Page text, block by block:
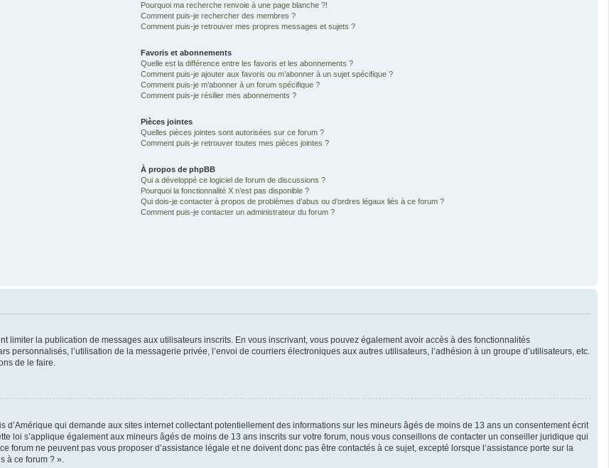
Pourquoi ma recherche renvoie à une page blanche ?!
Comment puis-je rechercher des membres ?
Comment puis-je retrouver mes propres messages et sujets ?
Favoris et abonnements
Quelle est la différence entre les favoris et les abonnements ?
Comment puis-je ajouter aux favoris ou m’abonner à un sujet spécifique ?
Comment puis-je m’abonner à un forum spécifique ?
Comment puis-je résilier mes abonnements ?
Pièces jointes
Quelles pièces jointes sont autorisées sur ce forum ?
Comment puis-je retrouver toutes mes pièces jointes ?
À propos de phpBB
Qui a développé ce logiciel de forum de discussions ?
Pourquoi la fonctionnalité X n’est pas disponible ?
Qui dois-je contacter à propos de problèmes d’abus ou d’ordres légaux liés à ce forum ?
Comment puis-je contacter un administrateur du forum ?
limiter la publication de messages aux utilisateurs inscrits. En vous inscrivant, vous pouvez également avoir accès à des fonctionnalités
personnalisés, l’utilisation de la messagerie privée, l’envoi de courriers électroniques aux autres utilisateurs, l’adhésion à un groupe d’utilisateurs, etc.
de le faire.
d’Amérique qui demande aux sites internet collectant potentiellement des informations sur les mineurs âgés de moins de 13 ans un consentement écrit
loi s’applique également aux mineurs âgés de moins de 13 ans inscrits sur votre forum, nous vous conseillons de contacter un conseiller juridique qui
ne peuvent pas vous proposer d’assistance légale et ne doivent donc pas être contactés à ce sujet, excepté lorsque l’assistance porte sur la
à ce forum ? ».